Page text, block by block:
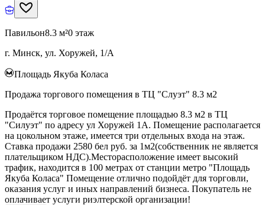
Павильон8.3 м²0 этаж
г. Минск, ул. Хоружей, 1/А
Площадь Якуба Коласа
Продажа торгового помещения в ТЦ "Слуэт" 8.3 м2
Продаётся торговое помещение площадью 8.3 м2 в ТЦ
"Силуэт" по адресу ул Хоружей 1А. Помещение располагается
на цокольном этаже, имеется три отдельных входа на этаж.
Ставка продажи 2580 бел руб. за 1м2(собственник не является
плательщиком НДС).Месторасположение имеет высокий
трафик, находится в 100 метрах от станции метро "Площадь
Якуба Коласа" Помещение отлично подойдёт для торговли,
оказания услуг и иных направлений бизнеса. Покупатель не
оплачивает услуги риэлтерской организации!